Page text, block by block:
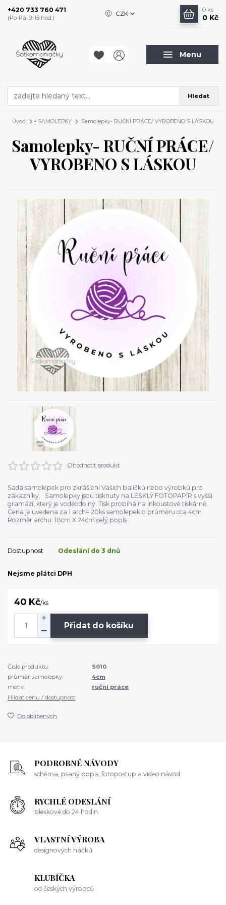
Menu
CZK
Hledat
+420 733 760 471
(Po-Pá, 9-15 hod.)
0 ks
0 Kč
Úvod ▪️ SAMOLEPKY Samolepky- RUČNÍ PRÁCE/ VYROBENO S LÁSKOU
Samolepky- RUČNÍ PRÁCE/
VYROBENO S LÁSKOU
Ohodnotit produkt
Sada samolepek pro zkrášlení Vašich balíčků nebo výrobků pro
zákazníky. Samolepky jsou tisknuty na LESKLÝ FOTOPAPÍR s vyšší
gramáží, který je voděodolný. Tisk probíhá na inkoustové tiskárně.
Cena je uvedena za 1 arch= 20ks samolepek o průměru cca 4cm.
Rozměr archu: 18cm X 24cm celý popis
Dostupnost Odeslání do 3 dnů
Nejsme plátci DPH
40 Kč/ks
Přidat do košíku
Číslo produktu:
S010
průměr samolepky:
4cm
motiv:
ruční práce
Hlídat cenu / dostupnost
Do oblíbených
PODROBNÉ NÁVODY
schéma, psaný popis, fotopostup a video návod
RYCHLÉ ODESLÁNÍ
bleskově do 24 hodin
VLASTNÍ VÝROBA
designových háčků
KLUBÍČKA
od českých výrobců